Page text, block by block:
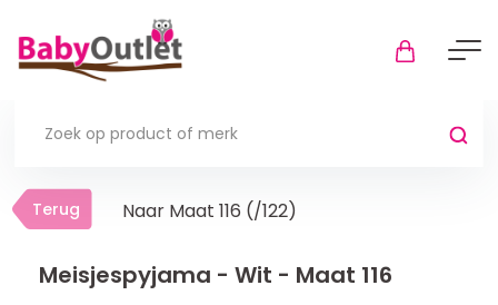
Terug
Thuis
Terug Naar Maat 116 (/122)
Meisjespyjama - Wit - Maat 116